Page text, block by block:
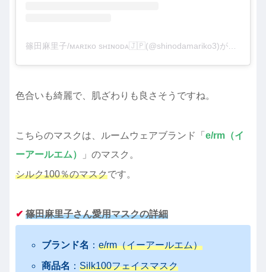
篠田麻里子/ᴍᴀʀɪᴋᴏ sʜɪɴᴏᴅᴀ🇯🇵(@shinodamariko3)がシェアした投稿
色合いも綺麗で、肌ざわりも良さそうですね。
こちらのマスクは、ルームウェアブランド 「 e/rm（イ
ーアールエム）
」のマスク。
シルク100％のマスクです。
✔︎ 篠田麻里子さん愛用マスクの詳細
ブランド名 ：e/rm（イーアールエム）
商品名 ：Silk100フェイスマスク